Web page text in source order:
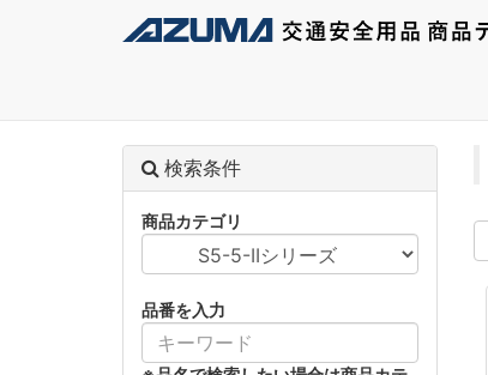
検索条件
商品カテゴリ
品番を入力